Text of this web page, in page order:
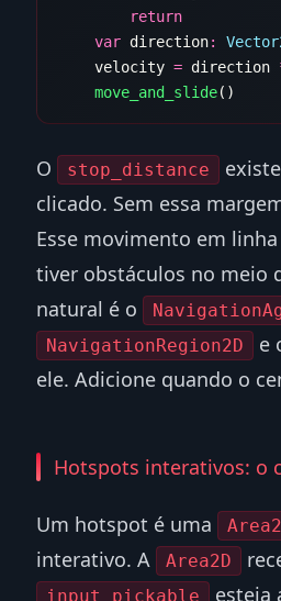
    var
direction:
    velocity
= direction
    move_and_slide
O stop_distance
clicado. Sem essa
Esse movimento em
tiver obstáculos no meio
natural é o
NavigationRegion2D
e
ele. Adicione quando o
Hotspots interativos: o
Um hotspot é uma
interativo. A
Area2D
input_pickable esteja